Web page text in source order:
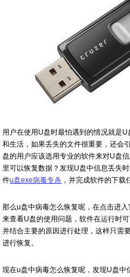
用户在使用U盘时最怕遇到的情况就是
和生活，如果丢失的文件很重要，还会
盘的用户应该选用专业的软件来对U盘
里可以恢复数据？发现U盘中信息丢失
件u盘exe病毒专杀 ，并完成软件的下载
那么u盘中病毒怎么恢复呢，在点击进
来查看U盘的使用问题，软件在运行时
并结合主要的原因进行处理，这样只需
进行恢复。
现在u盘中病毒怎么恢复呢，发现U盘